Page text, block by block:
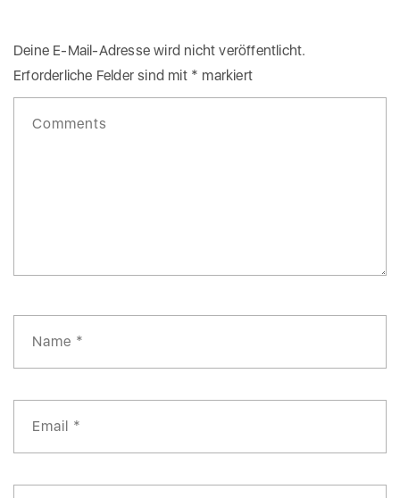
Deine E-Mail-Adresse wird nicht veröffentlicht.
Erforderliche Felder sind mit * markiert